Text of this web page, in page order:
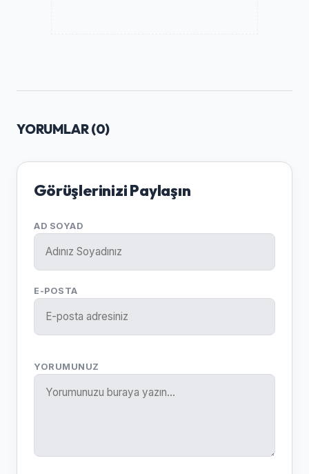
YORUMLAR (0)
Görüşlerinizi Paylaşın
AD SOYAD
E-POSTA
YORUMUNUZ